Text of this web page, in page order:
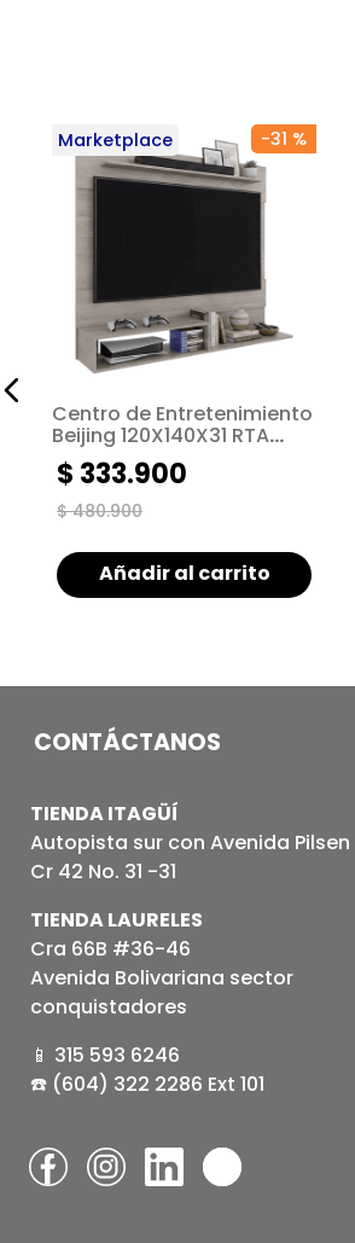
Marketplace -31 %
Centro de Entretenimiento
Beijing 120X140X31 RTA
Cannolo ZF
$ 480.900
$ 333.900
Añadir al carrito
CONTÁCTANOS
TIENDA ITAGÜÍ
Autopista sur con Avenida Pilsen
Cr 42 No. 31 -31
TIENDA LAURELES
Cra 66B #36-46
Avenida Bolivariana sector
conquistadores
📱 315 593 6246
☎️ (604) 322 2286 Ext 101